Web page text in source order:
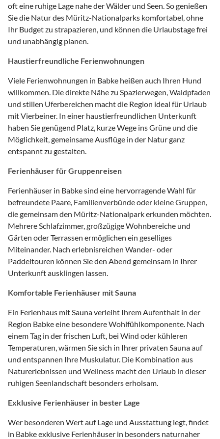
oft eine ruhige Lage nahe der Wälder und Seen. So genießen
Sie die Natur des Müritz-Nationalparks komfortabel, ohne
Ihr Budget zu strapazieren, und können die Urlaubstage frei
und unabhängig planen.
Haustierfreundliche Ferienwohnungen
Viele Ferienwohnungen in Babke heißen auch Ihren Hund
willkommen. Die direkte Nähe zu Spazierwegen, Waldpfaden
und stillen Uferbereichen macht die Region ideal für Urlaub
mit Vierbeiner. In einer haustierfreundlichen Unterkunft
haben Sie genügend Platz, kurze Wege ins Grüne und die
Möglichkeit, gemeinsame Ausflüge in der Natur ganz
entspannt zu gestalten.
Ferienhäuser für Gruppenreisen
Ferienhäuser in Babke sind eine hervorragende Wahl für
befreundete Paare, Familienverbünde oder kleine Gruppen,
die gemeinsam den Müritz-Nationalpark erkunden möchten.
Mehrere Schlafzimmer, großzügige Wohnbereiche und
Gärten oder Terrassen ermöglichen ein geselliges
Miteinander. Nach erlebnisreichen Wander- oder
Paddeltouren können Sie den Abend gemeinsam in Ihrer
Unterkunft ausklingen lassen.
Komfortable Ferienhäuser mit Sauna
Ein Ferienhaus mit Sauna verleiht Ihrem Aufenthalt in der
Region Babke eine besondere Wohlfühlkomponente. Nach
einem Tag in der frischen Luft, bei Wind oder kühleren
Temperaturen, wärmen Sie sich in Ihrer privaten Sauna auf
und entspannen Ihre Muskulatur. Die Kombination aus
Naturerlebnissen und Wellness macht den Urlaub in dieser
ruhigen Seenlandschaft besonders erholsam.
Exklusive Ferienhäuser in bester Lage
Wer besonderen Wert auf Lage und Ausstattung legt, findet
in Babke exklusive Ferienhäuser in besonders naturnaher